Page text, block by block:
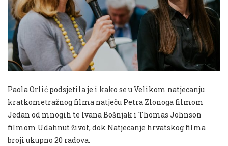
Paola Orlić podsjetila je i kako se u Velikom natjecanju
kratkometražnog filma natječu Petra Zlonoga filmom
Jedan od mnogih te Ivana Bošnjak i Thomas Johnson
filmom Udahnut život, dok Natjecanje hrvatskog filma
broji ukupno 20 radova.